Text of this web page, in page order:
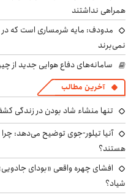
همراهی نداشتند
مدودف: مایه شرمساری است که در
نمی‌برند
سامانه‌های دفاع هوایی جدید از
آخرین مطالب
تنها منشاء شاد بودن در زندگی
آنیا تیلور-جوی توضیح می‌دهد: چرا
هستند؟
افشای چهره واقعی «بودای
شیاد؟